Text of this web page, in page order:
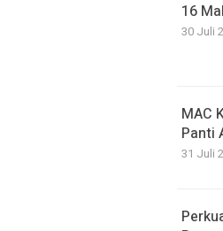
16
30 Juli
MAC
Panti
31 Juli